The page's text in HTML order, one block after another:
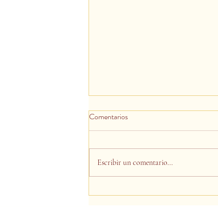
La magia de la transmutación /
Comentarios
Escribir un comentario...